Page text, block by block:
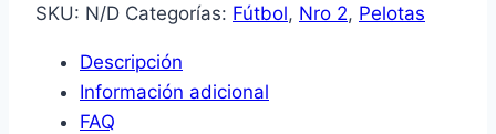
SKU: N/D Categorías: Fútbol, Nro 2, Pelotas
Descripción
Información adicional
FAQ